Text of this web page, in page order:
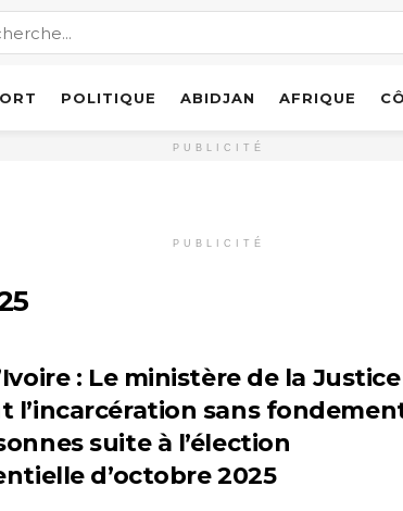
POLITIQUE ABIDJAN AFRIQUE
PUBLICITÉ
PUBLICITÉ
: Le ministère de la Justice
l’incarcération sans
suite à l’élection
d’octobre 2025